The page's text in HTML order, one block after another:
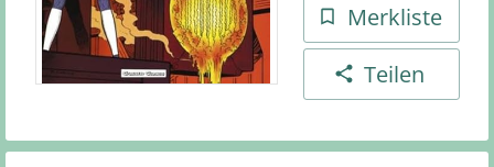
Merkliste
Teilen